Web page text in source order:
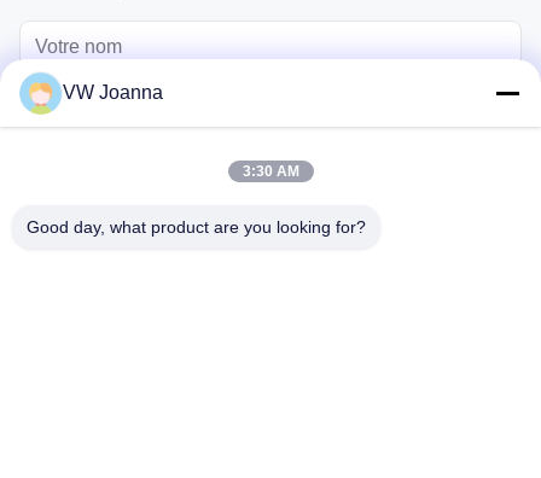
VW Joanna
3:30 AM
Good day, what product are you looking for?